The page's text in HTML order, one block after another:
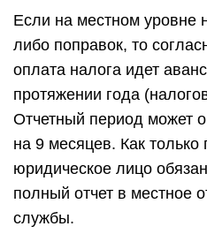
Если на местном уровне
либо поправок, то
оплата налога идет
протяжении года
Отчетный период может
на 9 месяцев. Как только
юридическое лицо
полный отчет в местное
службы.